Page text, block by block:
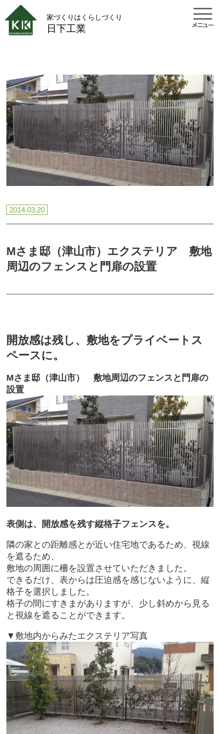
家づくりはくらしづくり
日下工業
2014.03.20
Mさま邸（津山市）エクステリア 敷地
周辺のフェンスと門扉の設置
開放感は残し、敷地をプライベートス
ペースに。
Mさま邸（津山市） 敷地周辺のフェンスと門扉の
設置
表側は、開放感を残す縦格子フェンスを。
隣の家との距離感とが近い住宅地であるため、視線
を遮るため、
敷地の周囲に柵を設置させていただきました。
できるだけ、表からは圧迫感を感じないように、縦
格子を選択しました。
格子の間にすきまがありますが、少し斜めから見る
と視線を遮ることができます。
▼敷地内からみたエクステリア写真